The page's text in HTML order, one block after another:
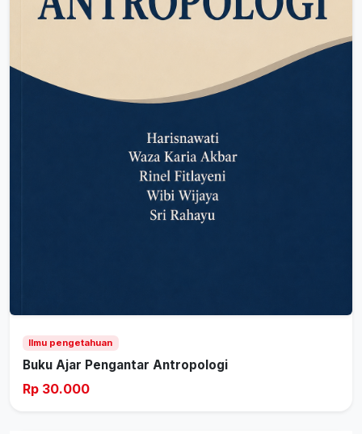
Ilmu pengetahuan
Buku Ajar Pengantar Antropologi
Rp 30.000